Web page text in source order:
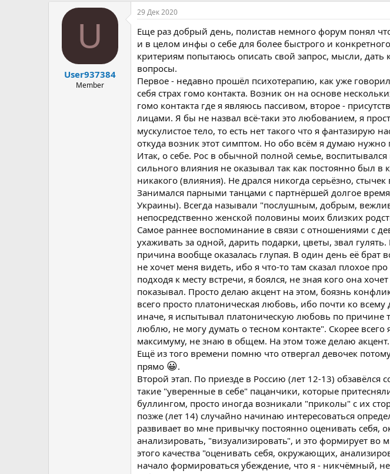
уйти от этого, хоть и понимаю что нравится внешность.
знаю в каком направлении двигаться, поэтому обращаюсь к вам
Этой диагностики достаточно чтобы уже считать себя
U
User937384
Member
29 Дек 2020
Еще раз добрый день, полистав немного форум понял
и в целом инфы о себе для более быстрого и
критериям попытаюсь описать свой запрос, мысли, дать
вопросы.
Первое - недавно прошёл психотерапию, как уже
себя страх гомо контакта. Возник он на основе
гомо контакта где я являюсь пассивом, второе -
лицами. Я бы не назвал всё-таки это любованием, я
мускулистое тело, то есть нет такого что я фантазирую
откуда возник этот симптом. Но обо всём я думаю нужно
Итак, о себе. Рос в обычной полной семье,
сильного влияния не оказывал так как постоянно был в
никакого (влияния). Не дрался никогда серьёзно, стычек
Занимался парными танцами с партнёршей долгое
Украины). Всегда называли "послушным, добрым,
непосредственно женской половины моих близких
Самое раннее воспоминание в связи с отношениями с
ухаживать за одной, дарить подарки, цветы, звал
причина вообще оказалась глупая. В один день её брат
не хочет меня видеть, ибо я что-то там сказал плохое
подходя к месту встречи, я боялся, не зная кого она
показывал. Просто делаю акцент на этом, боязнь
всего просто платоническая любовь, ибо почти ко
иначе, я испытывал платоническую любовь по причине
люблю, не могу думать о тесном контакте". Скорее всего
максимуму, не знаю в общем. На этом тоже делаю акцент.
Ещё из того времени помню что отвергал девочек
прямо 😀.
Второй этап. По приезде в Россию (лет 12-13)
такие "уверенные в себе" пацанчики, которые
буллингом, просто иногда возникали "приколы" с их
позже (лет 14) случайно начинаю интересоваться
развивает во мне привычку постоянно оценивать
анализировать, "визуализировать", и это формирует
этого качества "оценивать себя, окружающих,
начало формироваться убеждение, что я - никчёмный,